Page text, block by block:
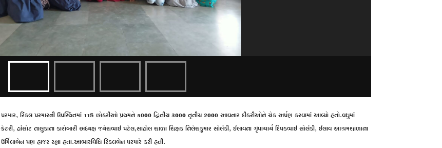
રિંકલ પરમારની ઉપસ્થિતમાં 118 છોકરીઓ પ્રથમને 5000 દ્વિતીય 3000 તૃતીય 2000 આવનાર દીકરીઓને ચેક અર્પણ કરવામાં આવ્યો હતો.વધુમાં
હાંસોટ તાલુકાના કારોબારી અધ્યક્ષ જયેશભાઈ પટેલ,સાહોલ શાળા શિક્ષક નિલેશકુમાર સોલંકી, ઈલાવના ગૃપાચાર્ય દિપકભાઈ સોલંકી, ઈલાવ આશ્રમશાળાના
પણ હાજર રહ્યા હતા.આભારવિધિ રિંકલબેન પરમારે કરી હતી.